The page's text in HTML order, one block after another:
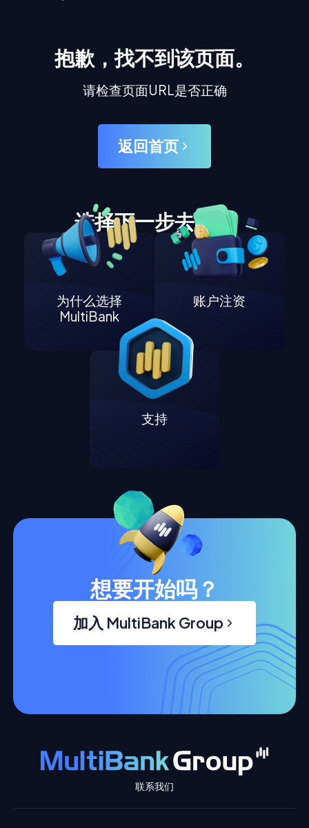
抱歉，找不到该页面。
请检查页面URL是否正确
返回首页
选择下一步去哪里
为什么选择
MultiBank
账户注资
支持
想要开始吗？
加入 MultiBank Group
联系我们